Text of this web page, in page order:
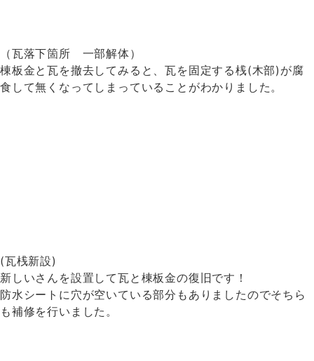
（瓦落下箇所 一部解体）
棟板金と瓦を撤去してみると、瓦を固定する桟(木部)が腐
食して無くなってしまっていることがわかりました。
(瓦桟新設)
新しいさんを設置して瓦と棟板金の復旧です！
防水シートに穴が空いている部分もありましたのでそちら
も補修を行いました。